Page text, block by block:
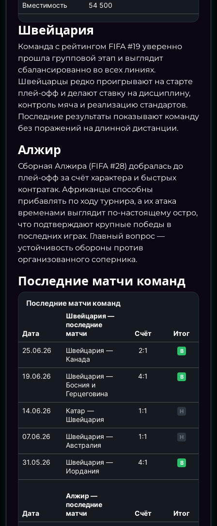
Вместимость 54 500
Швейцария
Команда с рейтингом FIFA #19 уверенно
прошла групповой этап и выглядит
сбалансированно во всех линиях.
Швейцарцы редко проигрывают на старте
плей-офф и делают ставку на дисциплину,
контроль мяча и реализацию стандартов.
Последние результаты показывают команду
без поражений на длинной дистанции.
Алжир
Сборная Алжира (FIFA #28) добралась до
плей-офф за счёт характера и быстрых
контратак. Африканцы способны
прибавлять по ходу турнира, а их атака
временами выглядит по-настоящему остро,
что подтверждают крупные победы в
последних играх. Главный вопрос —
устойчивость обороны против
организованного соперника.
Последние матчи команд
Последние матчи команд
Дата
Швейцария —
последние
матчи
Счёт Итог
25.06.26
Швейцария —
Канада
2:1 В
19.06.26
Швейцария —
Босния и
Герцеговина
4:1 В
14.06.26
Катар —
Швейцария
1:1 Н
07.06.26
Швейцария —
Австралия
1:1 Н
31.05.26
Швейцария —
Иордания
4:1 В
Дата
Алжир —
последние
матчи
Счёт Итог